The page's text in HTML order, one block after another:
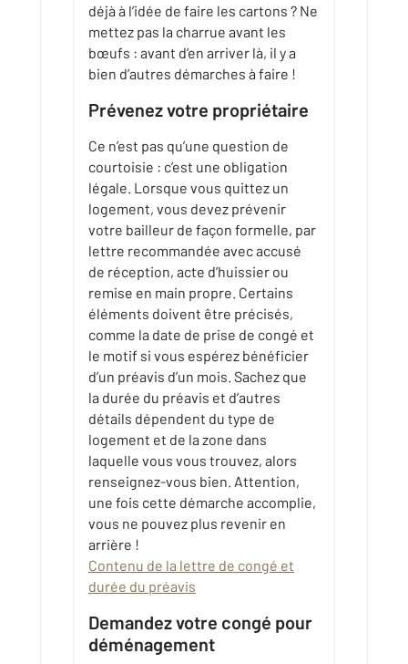
déjà à l’idée de faire les cartons ? Ne
mettez pas la charrue avant les
bœufs : avant d’en arriver là, il y a
bien d’autres démarches à faire !
Prévenez votre propriétaire
Ce n’est pas qu’une question de
courtoisie : c’est une obligation
légale. Lorsque vous quittez un
logement, vous devez prévenir
votre bailleur de façon formelle, par
lettre recommandée avec accusé
de réception, acte d’huissier ou
remise en main propre. Certains
éléments doivent être précisés,
comme la date de prise de congé et
le motif si vous espérez bénéficier
d’un préavis d’un mois. Sachez que
la durée du préavis et d’autres
détails dépendent du type de
logement et de la zone dans
laquelle vous vous trouvez, alors
renseignez-vous bien. Attention,
une fois cette démarche accomplie,
vous ne pouvez plus revenir en
arrière !
Contenu de la lettre de congé et
durée du préavis
Demandez votre congé pour
déménagement